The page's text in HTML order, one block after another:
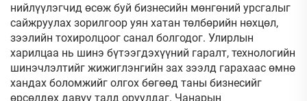
нийлүүлэгчид өсөж буй бизнесийн мөнгөний урсгалыг
сайжруулах зорилгоор уян хатан төлбөрийн нөхцөл,
зээлийн тохиролцоог санал болгодог. Улирлын
харилцаа нь шинэ бүтээгдэхүүний гаралт, технологийн
шинэчлэлтийг жижиглэнгийн зах зээлд гарахаас өмнө
хандах боломжийг олгох бөгөөд таны бизнесийг
өрсөлдөх давуу талд оруулдаг. Чанарын